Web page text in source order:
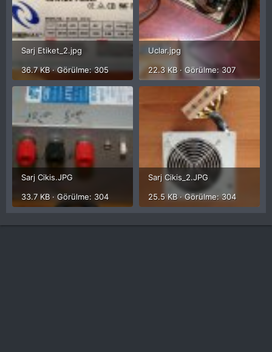
Sarj Etiket_2.jpg
36.7 KB · Görülme: 305
Uclar.jpg
22.3 KB · Görülme: 307
Sarj Cikis.JPG
33.7 KB · Görülme: 304
Sarj Cikis_2.JPG
25.5 KB · Görülme: 304